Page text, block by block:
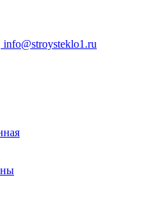
info@stroysteklo1.ru